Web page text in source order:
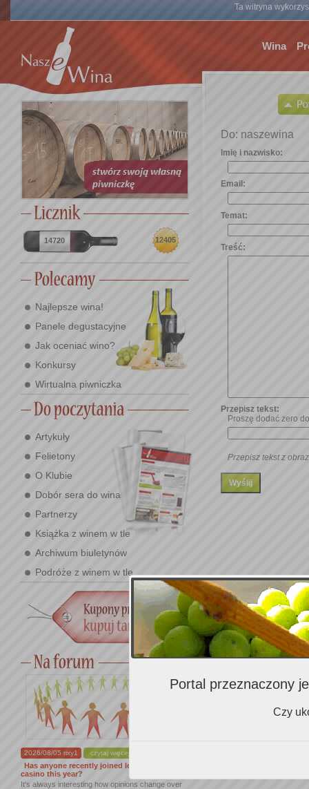
Ta witryna
Wina
14720 12405
Najlepsze wina!
Panele degustacyjne
Jak oceniać wino?
Konkursy
Wirtualna piwniczka
Artykuły
Felietony
O Klubie
Dobór sera do wina
Partnerzy
Książka z winem w tle
Archiwum biuletynów
Podróże z winem w tle
2026/08/05 rixy1 czytaj więcej...
Has anyone recently joined lordofspins
casino this year?
It's always interesting how opinions change over
Do: naszewina
Imię i nazwisko:
Email:
Temat:
Treść:
Przepisz tekst:
Proszę dodać zero
Przepisz tekst z
Portal przeznaczony
Czy